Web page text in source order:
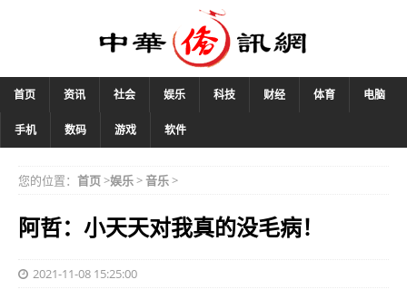
首页 资讯 社会 娱乐 科技 财经 体育 电脑
手机 数码 游戏 软件
您的位置： 首页>娱乐>音乐>
阿哲：小天天对我真的没毛病！
2021-11-08 15:25:00